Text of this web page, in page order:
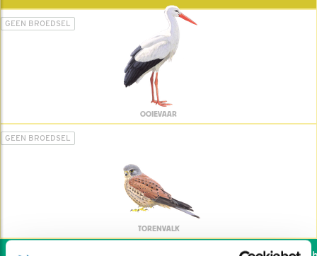
GEEN BROEDSEL
OOIEVAAR
GEEN BROEDSEL
TORENVALK